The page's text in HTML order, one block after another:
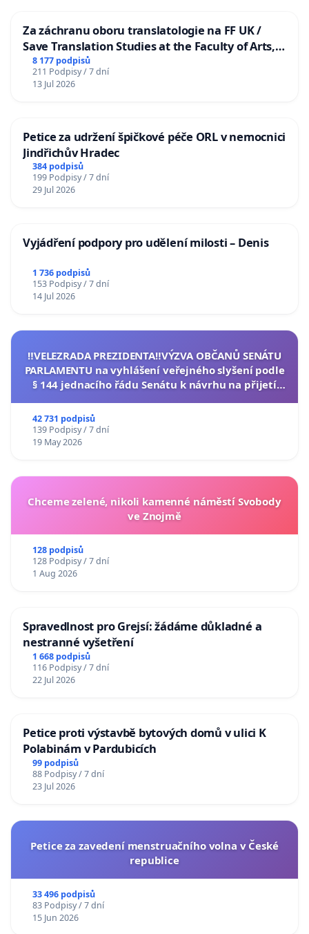
Za záchranu oboru translatologie na FF UK /
Save Translation Studies at the Faculty of Arts,
Charles University
8 177 podpisů
211 Podpisy / 7 dní
13 Jul 2026
Petice za udržení špičkové péče ORL v nemocnici
Jindřichův Hradec
384 podpisů
199 Podpisy / 7 dní
29 Jul 2026
Vyjádření podpory pro udělení milosti – Denis
1 736 podpisů
153 Podpisy / 7 dní
14 Jul 2026
‼️VELEZRADA PREZIDENTA‼️VÝZVA OBČANŮ SENÁTU
PARLAMENTU na vyhlášení veřejného slyšení podle
§ 144 jednacího řádu Senátu k návrhu na přijetí
42 731 podpisů
139 Podpisy / 7 dní
19 May 2026
Chceme zelené, nikoli kamenné náměstí Svobody
ve Znojmě
128 podpisů
128 Podpisy / 7 dní
1 Aug 2026
Spravedlnost pro Grejsí: žádáme důkladné a
nestranné vyšetření
1 668 podpisů
116 Podpisy / 7 dní
22 Jul 2026
Petice proti výstavbě bytových domů v ulici K
Polabinám v Pardubicích
99 podpisů
88 Podpisy / 7 dní
23 Jul 2026
Petice za zavedení menstruačního volna v České
republice
33 496 podpisů
83 Podpisy / 7 dní
15 Jun 2026